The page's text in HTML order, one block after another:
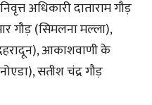
अधिकारी दाताराम गौड़
गौड़ (सिमलना मल्ला),
आकाशवाणी के
सतीश चंद्र गौड़